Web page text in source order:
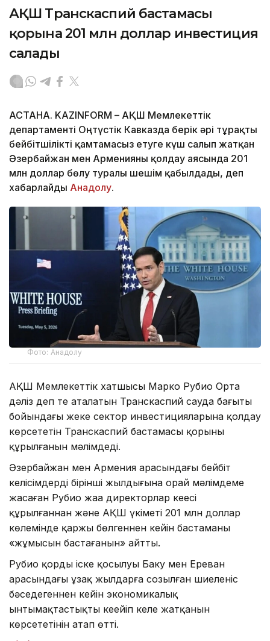
АҚШ Транскаспий бастамасы
қорына 201 млн доллар инвестиция
салады
АСТАНА. KAZINFORM – АҚШ Мемлекеттік
департаменті Оңтүстік Кавказда берік әрі тұрақты
бейбітшілікті қамтамасыз етуге күш салып жатқан
Әзербайжан мен Арменияны қолдау аясында 201
млн доллар бөлу туралы шешім қабылдады, деп
хабарлайды Анадолу.
Фото: Анадолу
АҚШ Мемлекеттік хатшысы Марко Рубио Орта
дәліз деп те аталатын Транскаспий сауда бағыты
бойындағы жеке сектор инвестицияларына қолдау
көрсететін Транскаспий бастамасы қорының
құрылғанын мәлімдеді.
Әзербайжан мен Армения арасындағы бейбіт
келісімдердің бірінші жылдығына орай мәлімдеме
жасаған Рубио жаңа директорлар кеңесі
құрылғаннан және АҚШ үкіметі 201 млн доллар
көлемінде қаржы бөлгеннен кейін бастаманың
«жұмысын бастағанын» айтты.
Рубио қордың іске қосылуы Баку мен Ереван
арасындағы ұзақ жылдарға созылған шиеленіс
бәсеңдегеннен кейін экономикалық
ынтымақтастықтың кеңейіп келе жатқанын
көрсететінін атап өтті.